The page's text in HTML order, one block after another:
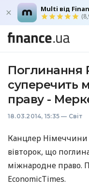
Multi від
Поглинання
суперечить
праву -
18.03.2014, 15:35 — Світ
Канцлер Німеччини
вівторок, що
міжнародне право.
EconomicTimes.